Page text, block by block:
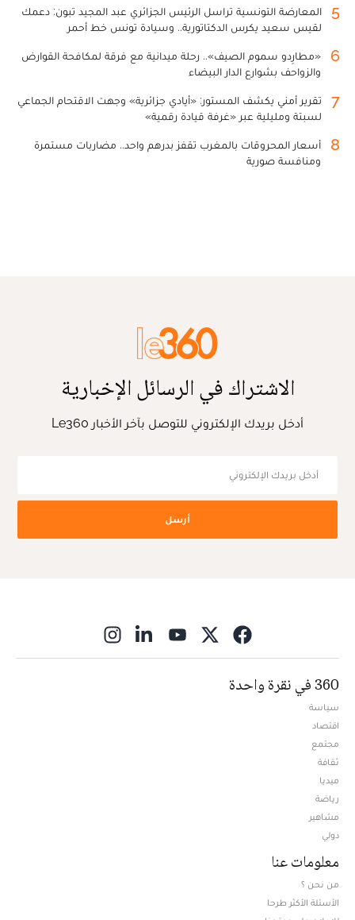
5
المعارضة التونسية تراسل الرئيس الجزائري عبد المجيد تبون: دعمك
لقيس سعيد يكرس الدكتاتورية.. وسيادة تونس خط أحمر
6
«مطارِدو سموم الصيف».. رحلة ميدانية مع فرقة لمكافحة القوارض
والزواحف بشوارع الدار البيضاء
7
تقرير أمني يكشف المستور: «أيادي جزائرية» وجهت الاقتحام الجماعي
لسبتة ومليلية عبر «غرفة قيادة رقمية»
8
أسعار المحروقات بالمغرب تقفز بدرهم واحد.. مضاربات مستمرة
ومنافسة صورية
الاشتراك في الرسائل الإخبارية
أدخل بريدك الإلكتروني للتوصل بآخر الأخبار Le360
أرسل
360 في نقرة واحدة
سياسة
اقتصاد
مجتمع
ثقافة
ميديا
رياضة
مشاهير
دولي
معلومات عنا
من نحن ؟
الأسئلة الأكثر طرحا